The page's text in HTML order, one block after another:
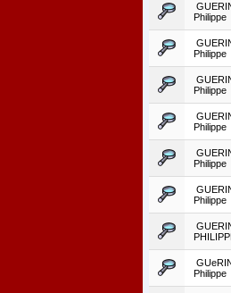
Philippe
Philippe
Philippe
Philippe
Philippe
Philippe
Philippe